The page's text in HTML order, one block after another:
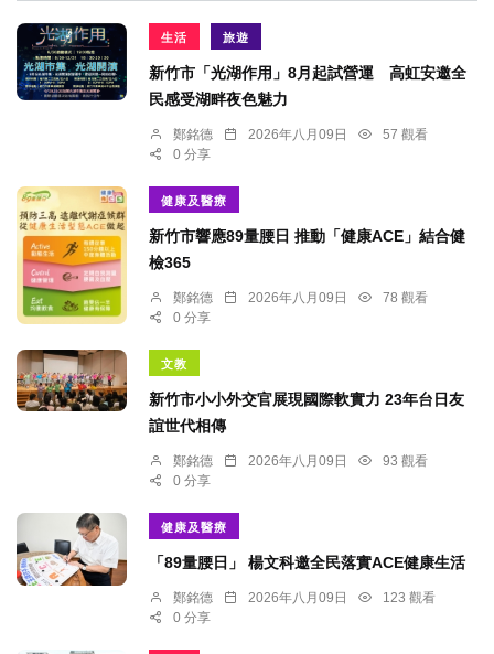
生活 旅遊
新竹市「光湖作用」8月起試營運 高虹安邀全
民感受湖畔夜色魅力
鄭銘德 2026年八月09日
57 觀看
0 分享
健康及醫療
新竹市響應89量腰日 推動「健康ACE」結合健
檢365
鄭銘德 2026年八月09日
78 觀看
0 分享
文教
新竹市小小外交官展現國際軟實力 23年台日友
誼世代相傳
鄭銘德 2026年八月09日
93 觀看
0 分享
健康及醫療
「89量腰日」 楊文科邀全民落實ACE健康生活
鄭銘德 2026年八月09日
123 觀看
0 分享